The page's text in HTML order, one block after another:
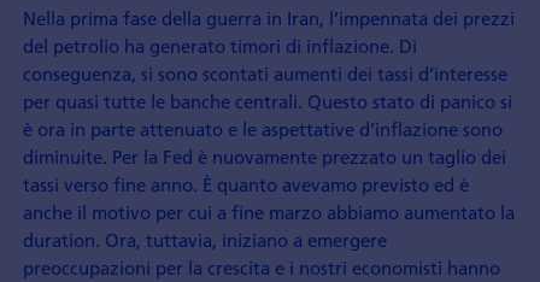
Nella prima fase della guerra in Iran, l’impennata dei prezzi
del petrolio ha generato timori di inflazione. Di
conseguenza, si sono scontati aumenti dei tassi d’interesse
per quasi tutte le banche centrali. Questo stato di panico si
è ora in parte attenuato e le aspettative d’inflazione sono
diminuite. Per la Fed è nuovamente prezzato un taglio dei
tassi verso fine anno. È quanto avevamo previsto ed è
anche il motivo per cui a fine marzo abbiamo aumentato la
duration. Ora, tuttavia, iniziano a emergere
preoccupazioni per la crescita e i nostri economisti hanno